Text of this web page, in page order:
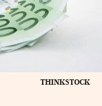
THINKSTOCK